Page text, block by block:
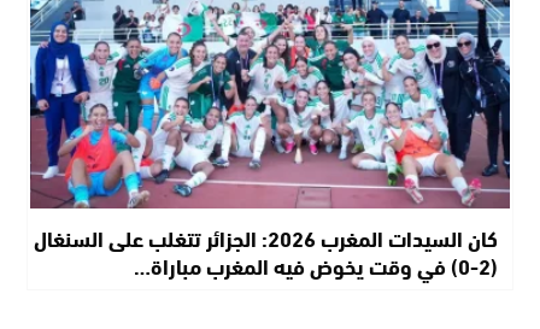
كان السيدات المغرب 2026: الجزائر تتغلب على السنغال
(2-0) في وقت يخوض فيه المغرب مباراة…